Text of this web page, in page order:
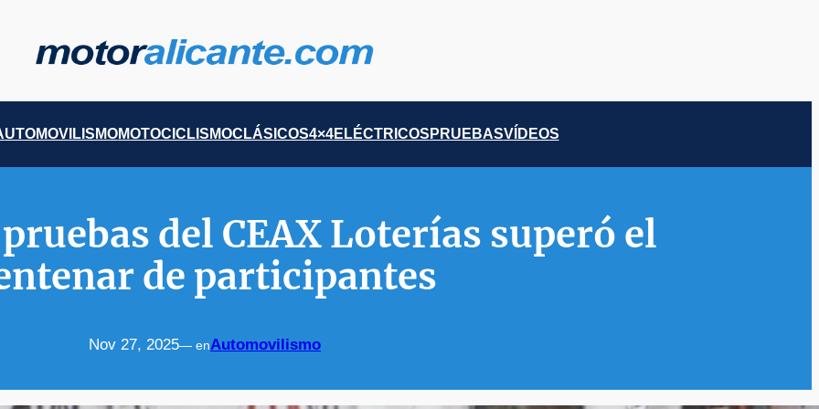
MOTOCICLISMOCLÁSICOS4×4ELÉCTRICOS PRUEBASVÍDEOS
del CEAX Loterías superó el
de participantes
Nov 27, 2025— enAutomovilismo